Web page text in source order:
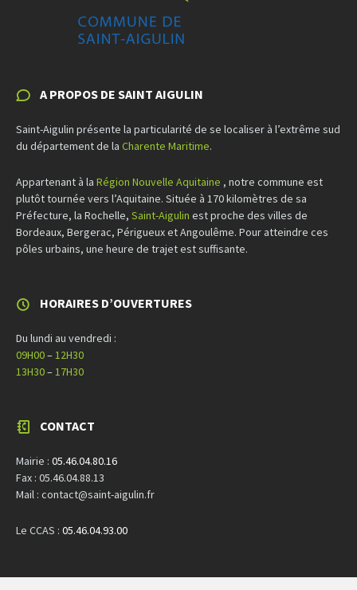
A PROPOS DE SAINT AIGULIN
Saint-Aigulin présente la particularité de se localiser à l’extrême sud
du département de la Charente Maritime.
Appartenant à la Région Nouvelle Aquitaine , notre commune est
plutôt tournée vers l’Aquitaine. Située à 170 kilomètres de sa
Préfecture, la Rochelle, Saint-Aigulin est proche des villes de
Bordeaux, Bergerac, Périgueux et Angoulême. Pour atteindre ces
pôles urbains, une heure de trajet est suffisante.
HORAIRES D’OUVERTURES
Du lundi au vendredi :
09H00–12H30
13H30–17H30
CONTACT
Mairie : 05.46.04.80.16
Fax : 05.46.04.88.13
Mail : contact@saint-aigulin.fr
Le CCAS : 05.46.04.93.00